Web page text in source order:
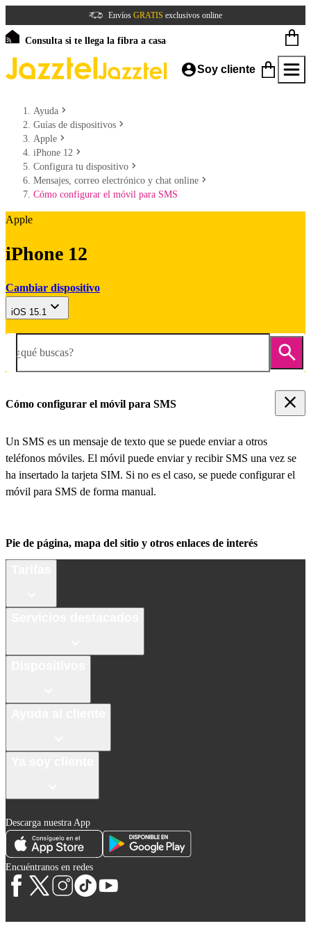
Envíos GRATIS exclusivos online
Consulta si te llega la fibra a casa
Soy cliente
Ayuda
Guías de dispositivos
Apple
iPhone 12
Configura tu dispositivo
Mensajes, correo electrónico y chat online
Cómo configurar el móvil para SMS
Apple
iPhone 12
Cambiar dispositivo
iOS 15.1
¿qué buscas?
Cómo configurar el móvil para SMS
Un SMS es un mensaje de texto que se puede enviar a otros
teléfonos móviles. El móvil puede enviar y recibir SMS una vez se
ha insertado la tarjeta SIM. Si no es el caso, se puede configurar el
móvil para SMS de forma manual.
Pie de página, mapa del sitio y otros enlaces de interés
Descarga nuestra App
Encuéntranos en redes